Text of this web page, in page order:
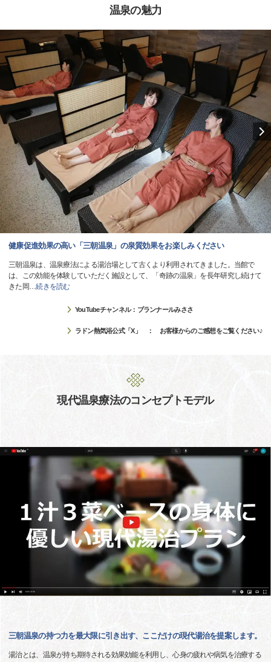
温泉の魅力
健康促進効果の高い「三朝温泉」の泉質効果をお楽しみください
三朝温泉は、温泉療法による湯治場として古くより利用されてきました。当館で
は、この効能を体験していただく施設として、「奇跡の温泉」を長年研究し続けて
きた岡…続きを読む
YouTubeチャンネル：ブランナールみささ
ラドン熱気浴公式「X」 ： お客様からのご感想をご覧ください♪
現代温泉療法のコンセプトモデル
三朝温泉の持つ力を最大限に引き出す、ここだけの現代湯治を提案します。
湯治とは、温泉が持ち期待される効果効能を利用し、心身の疲れや病気を治療する